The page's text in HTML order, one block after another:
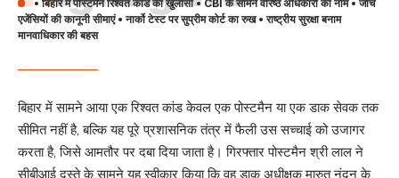
• बिहार में पोस्टमैन रिश्वत कांड का खुलासा • CBI के सामने वरिष्ठ अधिकारी का नाम • जांच
एजेंसियों की कानूनी सीमाएं • नार्को टेस्ट पर सुप्रीम कोर्ट का रुख • राष्ट्रीय सुरक्षा बनाम
मानवाधिकार की बहस
बिहार में सामने आया एक रिश्वत कांड केवल एक पोस्टमैन या एक डाक सेवक तक
सीमित नहीं है, बल्कि यह पूरे प्रशासनिक तंत्र में फैली उस सच्चाई को उजागर
करता है, जिसे आमतौर पर दबा दिया जाता है। गिरफ्तार पोस्टमैन श्री लाल ने
सीबीआई दस्ते के सामने यह स्वीकार किया कि वह डाक अधीक्षक मारुत नंदन के